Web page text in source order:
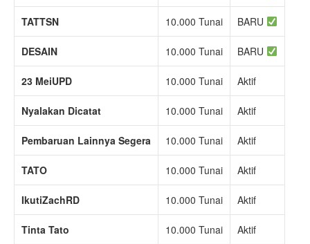
TATTSN 10.000 Tunai BARU
DESAIN 10.000 Tunai BARU
23 MeiUPD 10.000 Tunai Aktif
Nyalakan Dicatat 10.000 Tunai Aktif
Pembaruan Lainnya Segera 10.000 Tunai Aktif
TATO 10.000 Tunai Aktif
IkutiZachRD 10.000 Tunai Aktif
Tinta Tato 10.000 Tunai Aktif